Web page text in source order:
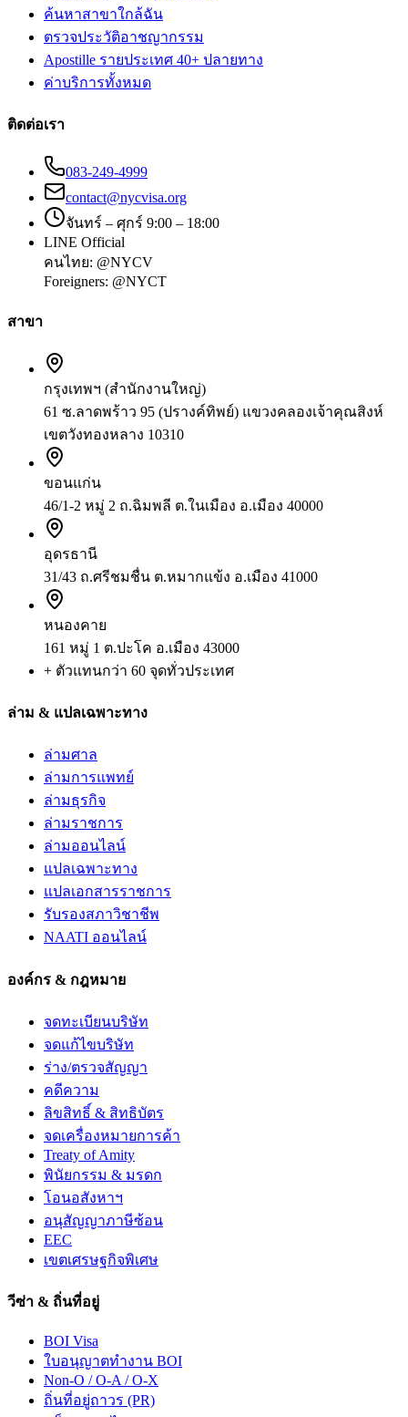
ค้นหาสาขาใกล้ฉัน
ตรวจประวัติอาชญากรรม
Apostille รายประเทศ 40+ ปลายทาง
ค่าบริการทั้งหมด
ติดต่อเรา
083-249-4999
contact@nycvisa.org
จันทร์ – ศุกร์ 9:00 – 18:00
LINE Official
คนไทย: @NYCV
Foreigners: @NYCT
สาขา
กรุงเทพฯ (สำนักงานใหญ่)
61 ซ.ลาดพร้าว 95 (ปรางค์ทิพย์) แขวงคลองเจ้าคุณสิงห์
เขตวังทองหลาง 10310
ขอนแก่น
46/1-2 หมู่ 2 ถ.ฉิมพลี ต.ในเมือง อ.เมือง 40000
อุดรธานี
31/43 ถ.ศรีชมชื่น ต.หมากแข้ง อ.เมือง 41000
หนองคาย
161 หมู่ 1 ต.ปะโค อ.เมือง 43000
+ ตัวแทนกว่า 60 จุดทั่วประเทศ
ล่าม & แปลเฉพาะทาง
ล่ามศาล
ล่ามการแพทย์
ล่ามธุรกิจ
ล่ามราชการ
ล่ามออนไลน์
แปลเฉพาะทาง
แปลเอกสารราชการ
รับรองสภาวิชาชีพ
NAATI ออนไลน์
องค์กร & กฎหมาย
จดทะเบียนบริษัท
จดแก้ไขบริษัท
ร่าง/ตรวจสัญญา
คดีความ
ลิขสิทธิ์ & สิทธิบัตร
จดเครื่องหมายการค้า
Treaty of Amity
พินัยกรรม & มรดก
โอนอสังหาฯ
อนุสัญญาภาษีซ้อน
EEC
เขตเศรษฐกิจพิเศษ
วีซ่า & ถิ่นที่อยู่
BOI Visa
ใบอนุญาตทำงาน BOI
Non-O / O-A / O-X
ถิ่นที่อยู่ถาวร (PR)